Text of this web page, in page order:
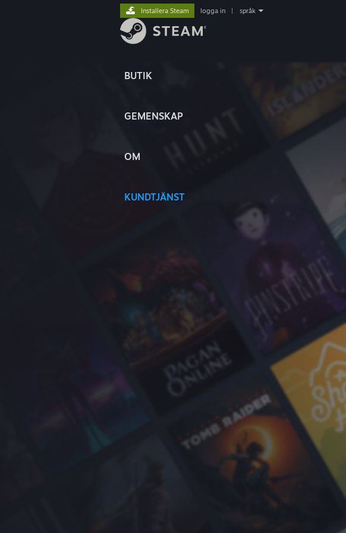
BUTIK
GEMENSKAP
OM
KUNDTJÄNST
Installera Steam logga in språk